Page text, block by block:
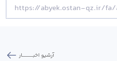
آرشیو اخبـــــــــــار